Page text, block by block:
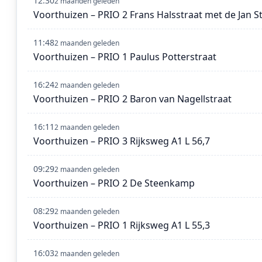
Voorthuizen – PRIO 2 Frans Halsstraat met de Jan
11:482 maanden geleden
Voorthuizen – PRIO 1 Paulus Potterstraat
16:242 maanden geleden
Voorthuizen – PRIO 2 Baron van Nagellstraat
16:112 maanden geleden
Voorthuizen – PRIO 3 Rijksweg A1 L 56,7
09:292 maanden geleden
Voorthuizen – PRIO 2 De Steenkamp
08:292 maanden geleden
Voorthuizen – PRIO 1 Rijksweg A1 L 55,3
16:032 maanden geleden